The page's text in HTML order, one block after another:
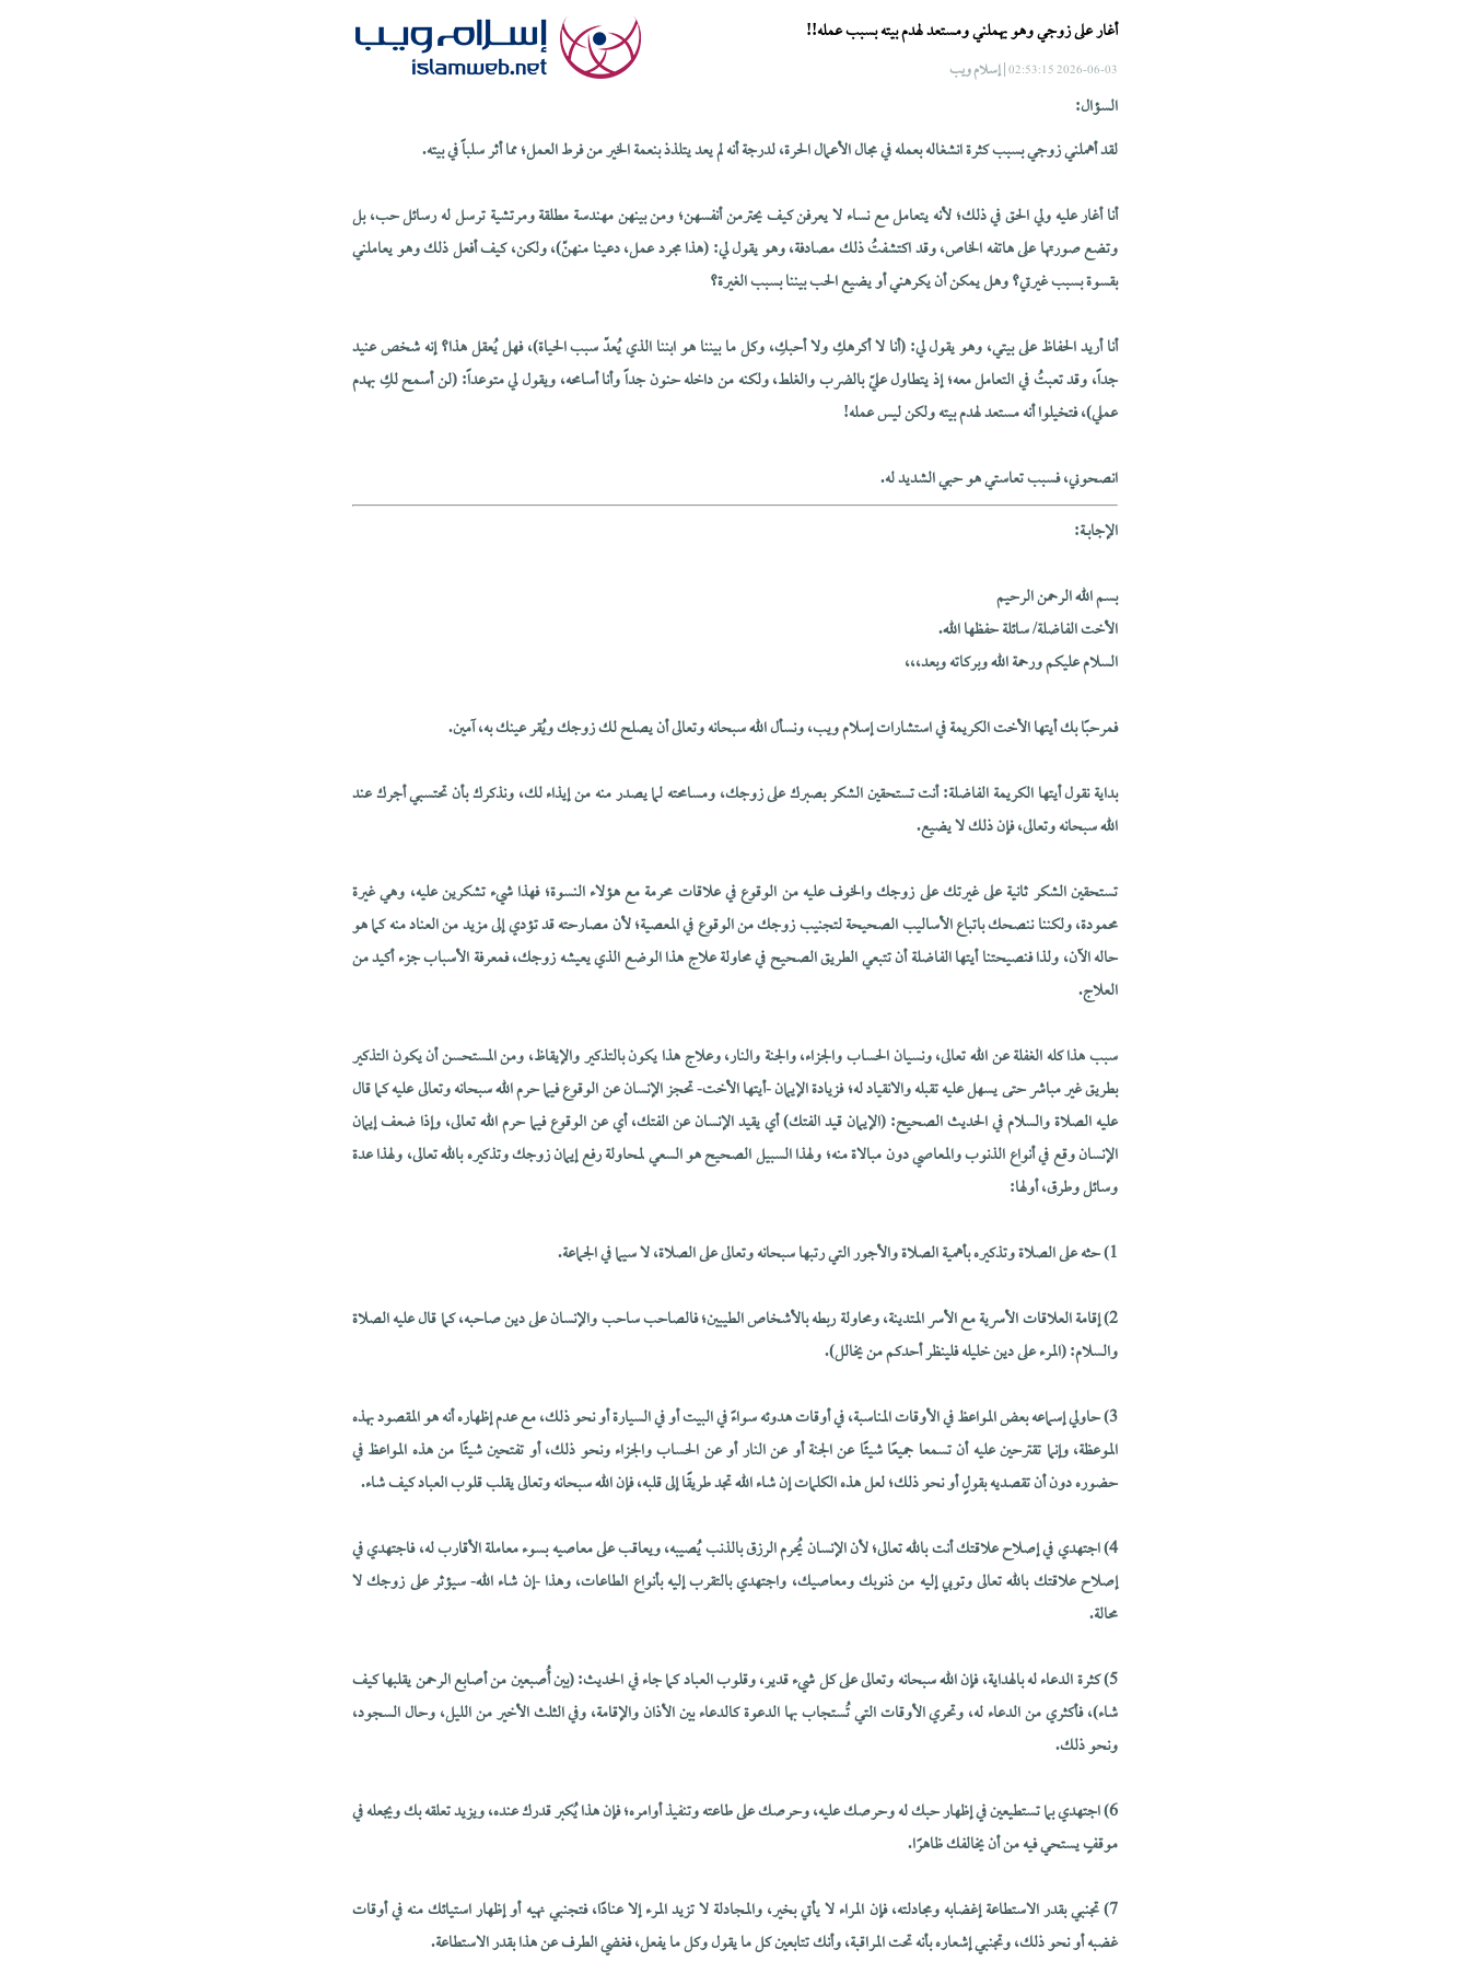
أغار على زوجي وهو يهملني ومستعد لهدم بيته بسبب عمله!!
2026-06-03 02:53:15 | إسلام ويب
السؤال:
لقد أهملني زوجي بسبب كثرة انشغاله بعمله في مجال الأعمال الحرة، لدرجة أنه لم يعد يتلذذ بنعمة الخير من فرط العمل؛ مما أثر سلباً في بيته.
أنا أغار عليه ولي الحق في ذلك؛ لأنه يتعامل مع نساء لا يعرفن كيف يحترمن أنفسهن؛ ومن بينهن مهندسة مطلقة ومرتشية ترسل له رسائل حب، بل
وتضع صورتها على هاتفه الخاص، وقد اكتشفتُ ذلك مصادفة، وهو يقول لي: (هذا مجرد عمل، دعينا منهنّ)، ولكن، كيف أفعل ذلك وهو يعاملني
بقسوة بسبب غيرتي؟ وهل يمكن أن يكرهني أو يضيع الحب بيننا بسبب الغيرة؟
أنا أريد الحفاظ على بيتي، وهو يقول لي: (أنا لا أكرهكِ ولا أحبكِ، وكل ما بيننا هو ابننا الذي يُعدّ سبب الحياة)، فهل يُعقل هذا؟ إنه شخص عنيد
جداً، وقد تعبتُ في التعامل معه؛ إذ يتطاول عليّ بالضرب والغلط، ولكنه من داخله حنون جداً وأنا أسامحه، ويقول لي متوعداً: (لن أسمح لكِ بهدم
عملي)، فتخيلوا أنه مستعد لهدم بيته ولكن ليس عمله!
انصحوني، فسبب تعاستي هو حبي الشديد له.
الإجابــة:
بسم الله الرحمن الرحيم
الأخت الفاضلة/ سائلة حفظها الله.
السلام عليكم ورحمة الله وبركاته وبعد،،،
فمرحبًا بك أيتها الأخت الكريمة في استشارات إسلام ويب، ونسأل الله سبحانه وتعالى أن يصلح لك زوجك ويُقر عينك به، آمين.
بداية نقول أيتها الكريمة الفاضلة: أنت تستحقين الشكر بصبرك على زوجك، ومسامحته لما يصدر منه من إيذاء لك، ونذكرك بأن تحتسبي أجرك عند
الله سبحانه وتعالى، فإن ذلك لا يضيع.
تستحقين الشكر ثانية على غيرتك على زوجك والخوف عليه من الوقوع في علاقات محرمة مع هؤلاء النسوة؛ فهذا شيء تشكرين عليه، وهي غيرة
محمودة، ولكننا ننصحك باتباع الأساليب الصحيحة لتجنيب زوجك من الوقوع في المعصية؛ لأن مصارحته قد تؤدي إلى مزيد من العناد منه كما هو
حاله الآن، ولذا فنصيحتنا أيتها الفاضلة أن تتبعي الطريق الصحيح في محاولة علاج هذا الوضع الذي يعيشه زوجك، فمعرفة الأسباب جزء أكيد من
العلاج.
سبب هذا كله الغفلة عن الله تعالى، ونسيان الحساب والجزاء، والجنة والنار، وعلاج هذا يكون بالتذكير والإيقاظ، ومن المستحسن أن يكون التذكير
بطريق غير مباشر حتى يسهل عليه تقبله والانقياد له؛ فزيادة الإيمان -أيتها الأخت- تحجز الإنسان عن الوقوع فيما حرم الله سبحانه وتعالى عليه كما قال
عليه الصلاة والسلام في الحديث الصحيح: (الإيمان قيد الفتك) أي يقيد الإنسان عن الفتك، أي عن الوقوع فيما حرم الله تعالى، وإذا ضعف إيمان
الإنسان وقع في أنواع الذنوب والمعاصي دون مبالاة منه؛ ولهذا السبيل الصحيح هو السعي لمحاولة رفع إيمان زوجك وتذكيره بالله تعالى، ولهذا عدة
وسائل وطرق، أولها:
1) حثه على الصلاة وتذكيره بأهمية الصلاة والأجور التي رتبها سبحانه وتعالى على الصلاة، لا سيما في الجماعة.
2) إقامة العلاقات الأسرية مع الأسر المتدينة، ومحاولة ربطه بالأشخاص الطيبين؛ فالصاحب ساحب والإنسان على دين صاحبه، كما قال عليه الصلاة
والسلام: (المرء على دين خليله فلينظر أحدكم من يخالل).
3) حاولي إسماعه بعض المواعظ في الأوقات المناسبة، في أوقات هدوئه سواءً في البيت أو في السيارة أو نحو ذلك، مع عدم إظهاره أنه هو المقصود بهذه
الموعظة، وإنما تقترحين عليه أن تسمعا جميعًا شيئًا عن الجنة أو عن النار أو عن الحساب والجزاء ونحو ذلك، أو تفتحين شيئًا من هذه المواعظ في
حضوره دون أن تقصديه بقولٍ أو نحو ذلك؛ لعل هذه الكلمات إن شاء الله تجد طريقًا إلى قلبه، فإن الله سبحانه وتعالى يقلب قلوب العباد كيف شاء.
4) اجتهدي في إصلاح علاقتك أنت بالله تعالى؛ لأن الإنسان يُحرم الرزق بالذنب يُصيبه، ويعاقب على معاصيه بسوء معاملة الأقارب له، فاجتهدي في
إصلاح علاقتك بالله تعالى وتوبي إليه من ذنوبك ومعاصيك، واجتهدي بالتقرب إليه بأنواع الطاعات، وهذا -إن شاء الله- سيؤثر على زوجك لا
محالة.
5) كثرة الدعاء له بالهداية، فإن الله سبحانه وتعالى على كل شيء قدير، وقلوب العباد كما جاء في الحديث: (بين أُصبعين من أصابع الرحمن يقلبها كيف
شاء)، فأكثري من الدعاء له، وتحري الأوقات التي تُستجاب بها الدعوة كالدعاء بين الأذان والإقامة، وفي الثلث الأخير من الليل، وحال السجود،
ونحو ذلك.
6) اجتهدي بما تستطيعين في إظهار حبك له وحرصك عليه، وحرصك على طاعته وتنفيذ أوامره؛ فإن هذا يُكبر قدرك عنده، ويزيد تعلقه بك ويجعله في
موقفٍ يستحي فيه من أن يخالفك ظاهرًا.
7) تجنبي بقدر الاستطاعة إغضابه ومجادلته، فإن المراء لا يأتي بخير، والمجادلة لا تزيد المرء إلا عنادًا، فتجنبي نهيه أو إظهار استيائك منه في أوقات
غضبه أو نحو ذلك، وتجنبي إشعاره بأنه تحت المراقبة، وأنك تتابعين كل ما يقول وكل ما يفعل، فغضي الطرف عن هذا بقدر الاستطاعة.